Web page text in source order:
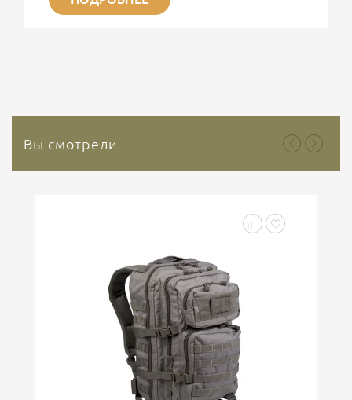
ситуациях сохраняет свою актуальность.
Вы смотрели